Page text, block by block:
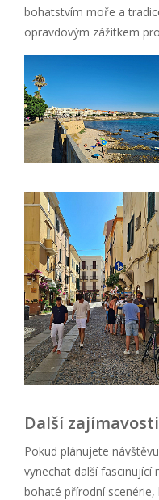
bohatstvím moře a
opravdovým zážitkem
Další
Pokud plánujete
vynechat další
bohaté přírodní